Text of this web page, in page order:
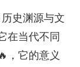
史渊源与文
在当代不同
，它的意义